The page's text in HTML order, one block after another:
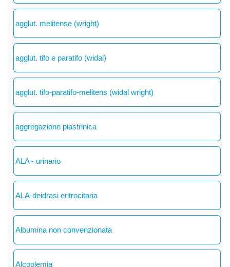
agglut. melitense (wright)
agglut. tifo e paratifo (widal)
agglut. tifo-paratifo-melitens (widal wright)
aggregazione piastrinica
ALA - urinario
ALA-deidrasi eritrocitaria
Albumina non convenzionata
Alcoolemia